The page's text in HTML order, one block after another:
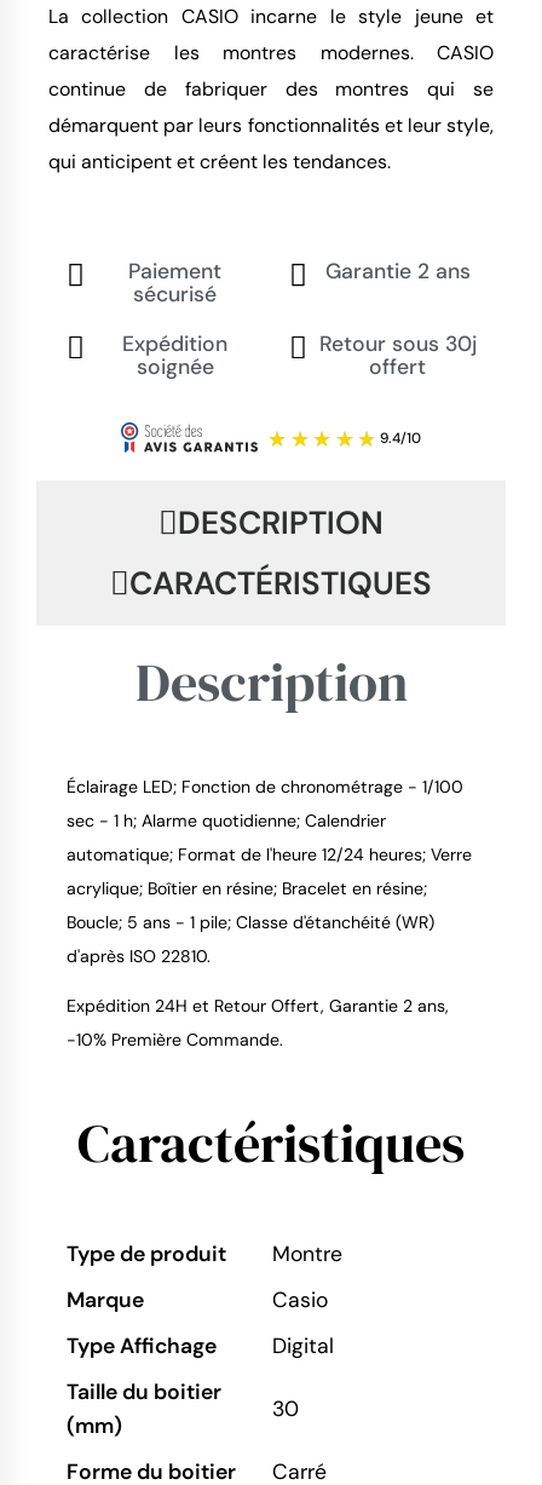
La collection CASIO incarne le style jeune et
caractérise les montres modernes. CASIO
continue de fabriquer des montres qui se
démarquent par leurs fonctionnalités et leur style,
qui anticipent et créent les tendances.
Paiement
sécurisé
Garantie 2 ans
Expédition
soignée
Retour sous 30j
offert
DESCRIPTION
CARACTÉRISTIQUES
Description
Éclairage LED; Fonction de chronométrage - 1/100
sec - 1 h; Alarme quotidienne; Calendrier
automatique; Format de l'heure 12/24 heures; Verre
acrylique; Boîtier en résine; Bracelet en résine;
Boucle; 5 ans - 1 pile; Classe d'étanchéité (WR)
d'après ISO 22810.
Expédition 24H et Retour Offert, Garantie 2 ans,
-10% Première Commande.
Caractéristiques
Type de produit
Montre
Marque
Casio
Type Affichage
Digital
Taille du boitier
(mm)
30
Forme du boitier Carré